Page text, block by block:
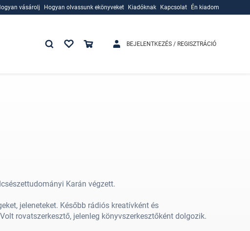
vásárolj
Hogyan olvassunk ekönyveket
Kiadóknak
Kapcsolat Én kiadom
BEJELENTKEZÉS / REGISZTRÁCIÓ
Karán végzett.
jeleneteket. Később rádiós kreatívként és
rovatszerkesztő, jelenleg könyvszerkesztőként dolgozik.